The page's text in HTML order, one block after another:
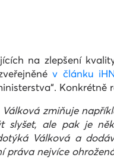
na zlepšení
v článku
Konkrétně
zmiňuje
slyšet, ale pak je
Válková a
práva nejvíce